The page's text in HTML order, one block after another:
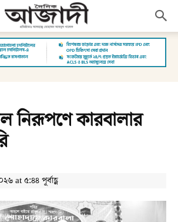
নিরূপণে কারবালার
at ৫:৪৪ পূর্বাহ্ণ